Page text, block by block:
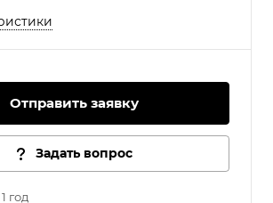
Отправить заявку
Задать вопрос
год